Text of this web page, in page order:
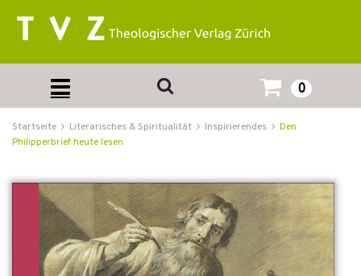
0
Startseite Literarisches & Spiritualität Inspirierendes
Den
Philipperbrief heute lesen